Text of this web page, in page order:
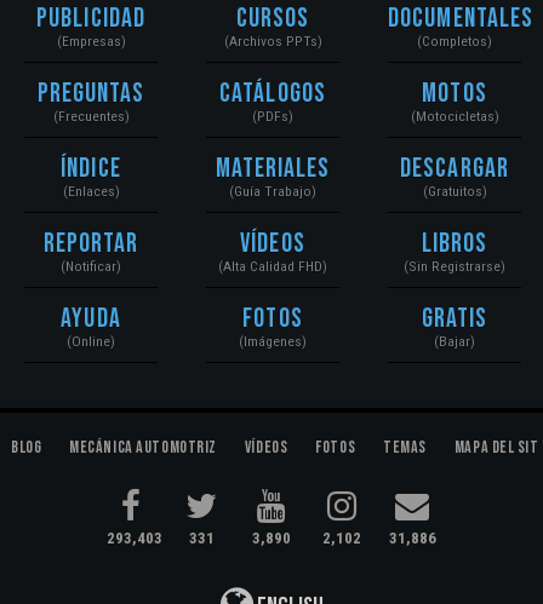
Publicidad
(Empresas)
Preguntas
(Frecuentes)
Índice
(Enlaces)
Reportar
(Notificar)
Ayuda
(Online)
Cursos
(Archivos PPTs)
Catálogos
(PDFs)
Materiales
(Guía Trabajo)
Vídeos
(Alta Calidad FHD)
Fotos
(Imágenes)
Documentales
(Completos)
Motos
(Motocicletas)
Descargar
(Gratuitos)
Libros
(Sin Registrarse)
Gratis
(Bajar)
Blog Mecánica Automotriz Vídeos Fotos Temas Mapa del
293,403 331 3,890 2,102 31,886